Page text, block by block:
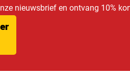
nieuwsbrief en ontvang 10%